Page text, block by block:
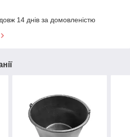
14 днів за домовленістю